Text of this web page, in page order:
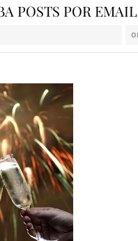
POSTS POR EMAIL